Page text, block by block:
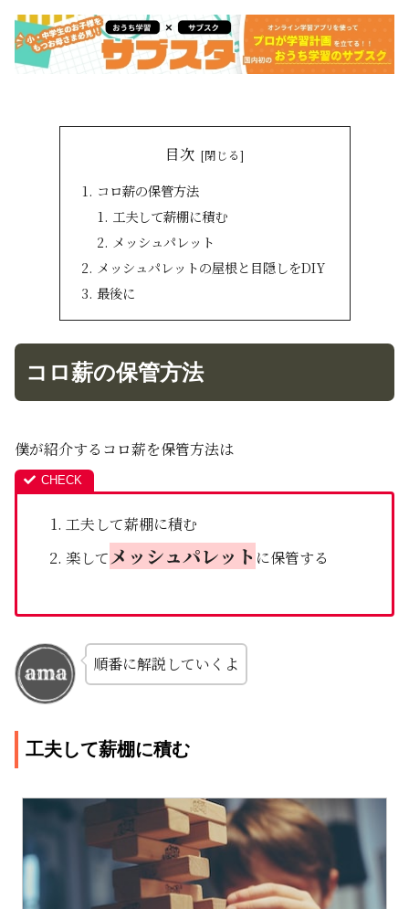
目次
コロ薪の保管方法
工夫して薪棚に積む
メッシュパレット
メッシュパレットの屋根と目隠しをDIY
最後に
コロ薪の保管方法
僕が紹介するコロ薪を保管方法は
工夫して薪棚に積む
楽してメッシュパレット に保管する
順番に解説していくよ
工夫して薪棚に積む